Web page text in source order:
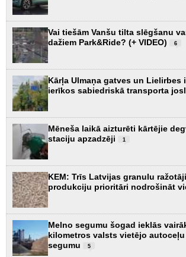
Vai tiešām Vanšu tilta slēgšanu
dažiem Park&Ride? (+ VIDEO)
6
Kārļa Ulmaņa gatves un Lielirbes
ierīkos sabiedriskā transporta
Mēneša laikā aizturēti kārtējie
staciju apzadzēji
1
KEM: Trīs Latvijas granulu
produkciju prioritāri nodrošināt
Melno segumu šogad ieklās
kilometros valsts vietējo
segumu
5